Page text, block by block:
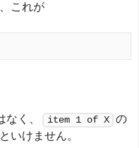
これが
なく、 item 1 of X の
いけません。